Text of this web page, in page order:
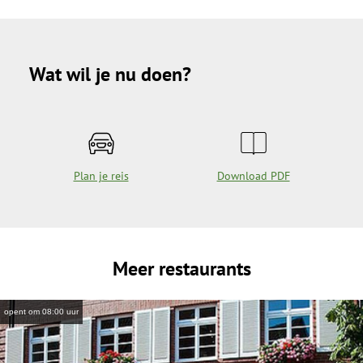
Wat wil je nu doen?
Plan je reis Download PDF
Meer restaurants
opent om 08:00 uur